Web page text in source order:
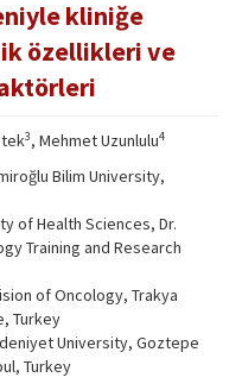
kliniğe
özellikleri ve
3, Mehmet Uzunlulu4
Bilim University,
of Health Sciences, Dr.
Training and Research
of Oncology, Trakya
Turkey
University, Goztepe
Turkey